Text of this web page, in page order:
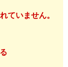
ていません。